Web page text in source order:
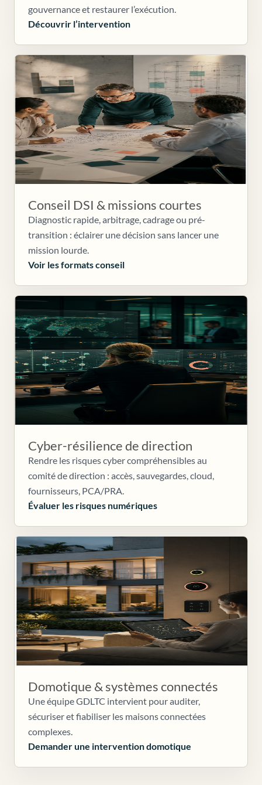
gouvernance et restaurer l’exécution.
Découvrir l’intervention
Conseil DSI & missions courtes
Diagnostic rapide, arbitrage, cadrage ou pré-
transition : éclairer une décision sans lancer une
mission lourde.
Voir les formats conseil
Cyber-résilience de direction
Rendre les risques cyber compréhensibles au
comité de direction : accès, sauvegardes, cloud,
fournisseurs, PCA/PRA.
Évaluer les risques numériques
Domotique & systèmes connectés
Une équipe GDLTC intervient pour auditer,
sécuriser et fiabiliser les maisons connectées
complexes.
Demander une intervention domotique